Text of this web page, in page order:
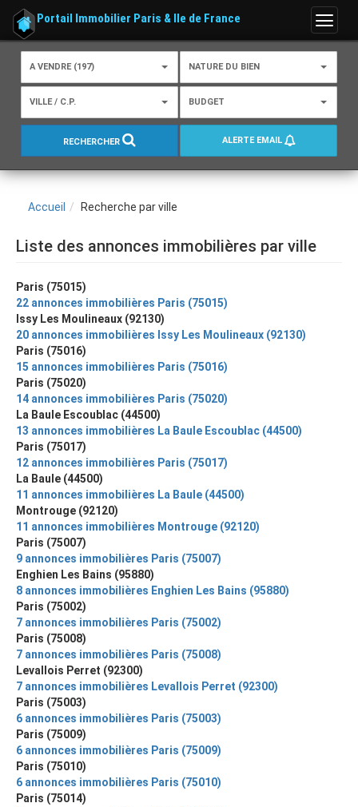
Menu
Portail Immobilier Paris & Ile de France
A VENDRE (197) NATURE DU BIEN
VILLE / C.P. BUDGET
RECHERCHER ALERTE EMAIL
Accueil Recherche par ville
Liste des annonces immobilières par ville
Paris (75015)
22 annonces immobilières Paris (75015)
Issy Les Moulineaux (92130)
20 annonces immobilières Issy Les Moulineaux (92130)
Paris (75016)
15 annonces immobilières Paris (75016)
Paris (75020)
14 annonces immobilières Paris (75020)
La Baule Escoublac (44500)
13 annonces immobilières La Baule Escoublac (44500)
Paris (75017)
12 annonces immobilières Paris (75017)
La Baule (44500)
11 annonces immobilières La Baule (44500)
Montrouge (92120)
11 annonces immobilières Montrouge (92120)
Paris (75007)
9 annonces immobilières Paris (75007)
Enghien Les Bains (95880)
8 annonces immobilières Enghien Les Bains (95880)
Paris (75002)
7 annonces immobilières Paris (75002)
Paris (75008)
7 annonces immobilières Paris (75008)
Levallois Perret (92300)
7 annonces immobilières Levallois Perret (92300)
Paris (75003)
6 annonces immobilières Paris (75003)
Paris (75009)
6 annonces immobilières Paris (75009)
Paris (75010)
6 annonces immobilières Paris (75010)
Paris (75014)